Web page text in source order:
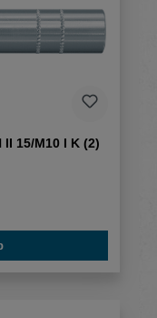
15/M10 I K (2)